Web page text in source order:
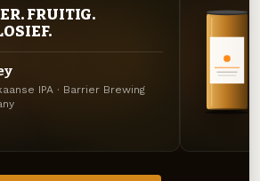
FRUITIG.
IPA · Barrier Brewing